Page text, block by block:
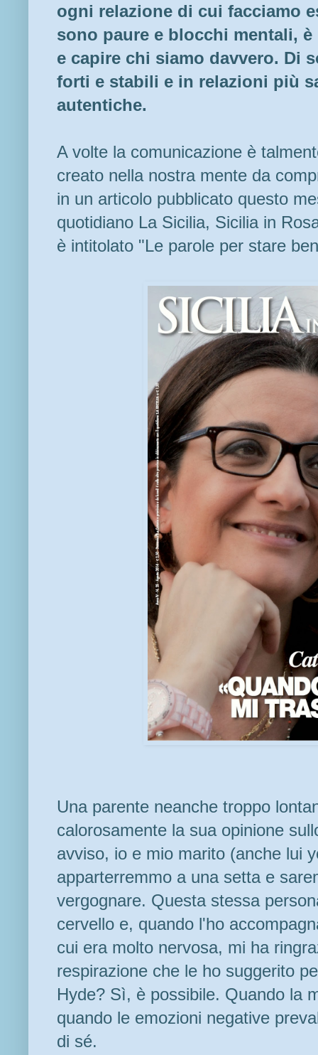
ogni relazione di cui facciamo
sono paure e blocchi mentali,
e capire chi siamo davvero. Di
forti e stabili e in relazioni più
autentiche.
A volte la comunicazione è
creato nella nostra mente da
in un articolo pubblicato questo
quotidiano La Sicilia, Sicilia in
è intitolato "Le parole per stare
Una parente neanche troppo
calorosamente la sua opinione
avviso, io e mio marito (anche lui
apparterremmo a una setta e
vergognare. Questa stessa
cervello e, quando l'ho
cui era molto nervosa, mi ha
respirazione che le ho suggerito
Hyde? Sì, è possibile. Quando la
quando le emozioni negative
di sé.